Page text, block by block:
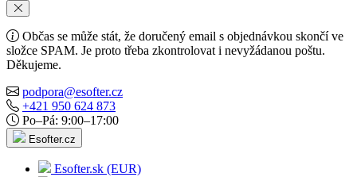
Občas se může stát, že doručený email s objednávkou skončí ve
složce SPAM. Je proto třeba zkontrolovat i nevyžádanou poštu.
Děkujeme.
podpora@esofter.cz
+421 950 624 873
Po–Pá: 9:00–17:00
Esofter.cz
Esofter.sk (EUR)